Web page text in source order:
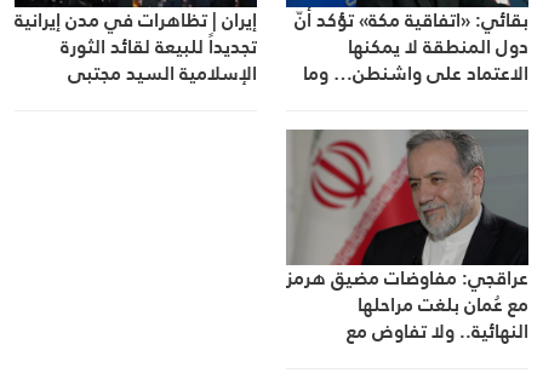
بقائي: «اتفاقية مكة» تؤكد أنّ
دول المنطقة لا يمكنها
الاعتماد على واشنطن… وما
بالعبور من المضيق
إيران | تظاهرات في مدن إيرانية
تجديداً للبيعة لقائد الثورة
الإسلامية السيد مجتبى
عراقجي: مفاوضات مضيق هرمز
مع عُمان بلغت مراحلها
النهائية.. ولا تفاوض مع